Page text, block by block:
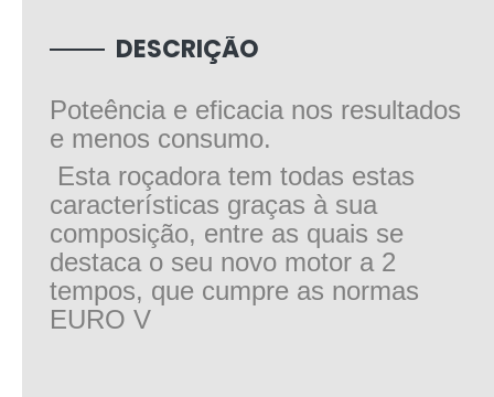
DESCRIÇÃO
Poteência e eficacia nos resultados
e menos consumo.
Esta roçadora tem todas estas
características graças à sua
composição, entre as quais se
destaca o seu novo motor a 2
tempos, que cumpre as normas
EURO V